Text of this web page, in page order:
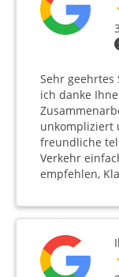
Sehr geehrtes
ich danke
unkompliziert
freundliche
Verkehr
empfehlen,